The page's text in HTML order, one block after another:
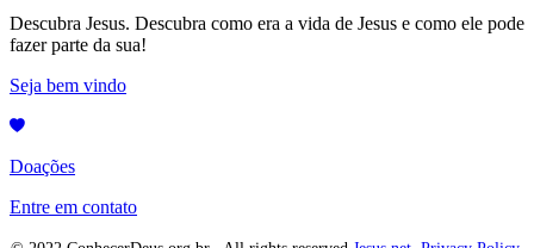
Descubra Jesus. Descubra como era a vida de Jesus e como ele pode
fazer parte da sua!
Seja bem vindo
Doações
Entre em contato